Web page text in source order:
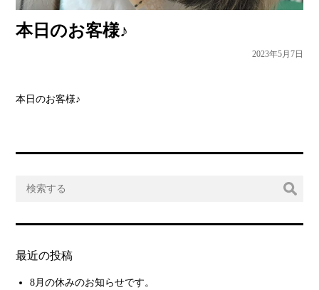
本日のお客様♪
2023年5月7日
本日のお客様♪
最近の投稿
8月の休みのお知らせです。